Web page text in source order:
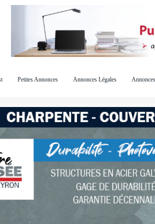
Petites Annonces Annonces Légales